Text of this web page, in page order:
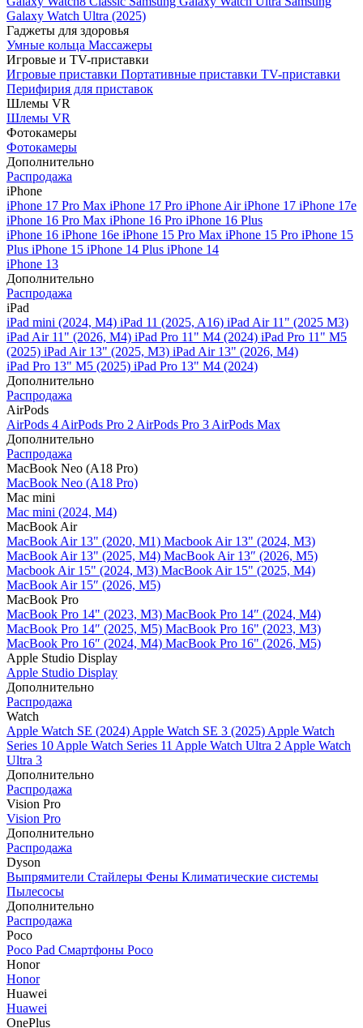
Galaxy Watch Ultra (2025)
Гаджеты для здоровья
Умные кольца Массажеры
Игровые и TV-приставки
Игровые приставки Портативные приставки TV-приставки
Перифирия для приставок
Шлемы VR
Шлемы VR
Фотокамеры
Фотокамеры
Дополнительно
Распродажа
iPhone
iPhone 17 Pro Max iPhone 17 Pro iPhone AiriPhone 17 iPhone 17e
iPhone 16 Pro Max iPhone 16 Pro iPhone 16 Plus
iPhone 16 iPhone 16e iPhone 15 Pro Max iPhone 15 Pro iPhone 15
Plus iPhone 15 iPhone 14 Plus iPhone 14
iPhone 13
Дополнительно
Распродажа
iPad
iPad mini (2024, M4) iPad 11 (2025, A16) iPad Air 11" (2025 M3)
iPad Air 11" (2026, M4) iPad Pro 11" M4 (2024) iPad Pro 11" M5
(2025) iPad Air 13" (2025, M3) iPad Air 13" (2026, M4)
iPad Pro 13" M5 (2025) iPad Pro 13" M4 (2024)
Дополнительно
Распродажа
AirPods
AirPods 4 AirPods Pro 2 AirPods Pro 3 AirPods Max
Дополнительно
Распродажа
MacBook Neo (A18 Pro)
MacBook Neo (A18 Pro)
Mac mini
Mac mini (2024, M4)
MacBook Air
MacBook Air 13" (2020, M1) Macbook Air 13" (2024, M3)
MacBook Air 13" (2025, M4) MacBook Air 13″ (2026, M5)
Macbook Air 15" (2024, M3) MacBook Air 15" (2025, M4)
MacBook Air 15″ (2026, M5)
MacBook Pro
MacBook Pro 14" (2023, M3) MacBook Pro 14″ (2024, M4)
MacBook Pro 14″ (2025, M5) MacBook Pro 16" (2023, M3)
MacBook Pro 16″ (2024, M4) MacBook Pro 16" (2026, M5)
Apple Studio Display
Apple Studio Display
Дополнительно
Распродажа
Watch
Apple Watch SE (2024) Apple Watch SE 3 (2025) Apple Watch
Series 10 Apple Watch Series 11 Apple Watch Ultra 2 Apple Watch
Ultra 3
Дополнительно
Распродажа
Vision Pro
Vision Pro
Дополнительно
Распродажа
Dyson
Выпрямители Стайлеры Фены Климатические системы
Пылесосы
Дополнительно
Распродажа
Poco
Poco Pad Смартфоны Poco
Honor
Honor
Huawei
Huawei
OnePlus